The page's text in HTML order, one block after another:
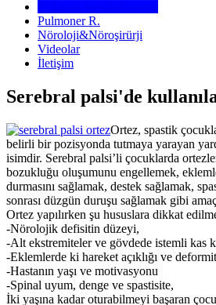
Pulmoner R.
Nöroloji&Nöroşirürji
Videolar
İletişim
Serebral palsi'de
Ortez, spastik
belirli bir pozisyonda tutmaya yarayan
isimdir. Serebral palsi’li çocuklarda
bozukluğu oluşumunu engellemek,
durmasını sağlamak, destek sağlamak,
sonrası düzgün duruşu sağlamak gibi
Ortez yapılırken şu hususlara dikkat
-Nörolojik defisitin düzeyi,
-Alt ekstremiteler ve gövdede istemli kas
-Eklemlerde ki hareket açıklığı ve
-Hastanın yaşı ve motivasyonu
-Spinal uyum, denge ve spastisite,
İki yaşına kadar oturabilmeyi başaran